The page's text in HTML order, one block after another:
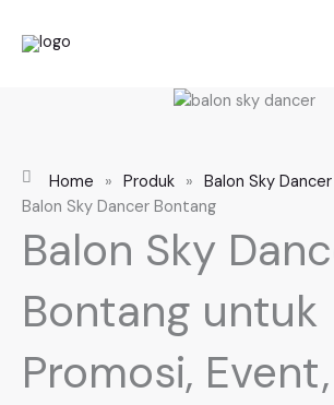
Home » Produk » Balon Sky Dancer
Balon Sky Dancer Bontang
Balon Sky
Bontang untuk
Promosi,